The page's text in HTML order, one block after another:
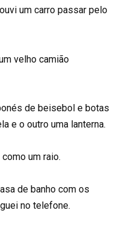
um carro passar pelo
velho camião
de beisebol e botas
e o outro uma lanterna.
um raio.
de banho com os
no telefone.